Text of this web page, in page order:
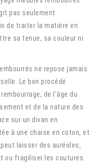
pas seulement
de traiter la matière en
sa tenue, sa couleur ni
ne repose jamais
Le bon procédé
de l’âge du
et de la nature des
sur un divan en
à une chaise en coton, et
laisser des auréoles,
ou fragiliser les coutures.